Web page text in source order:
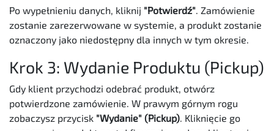
Po wypełnieniu danych, kliknij "Potwierdź" . Zamówienie
zostanie zarezerwowane w systemie, a produkt zostanie
oznaczony jako niedostępny dla innych w tym okresie.
Krok 3: Wydanie Produktu (Pickup)
Gdy klient przychodzi odebrać produkt, otwórz
potwierdzone zamówienie. W prawym górnym rogu
zobaczysz przycisk "Wydanie" (Pickup) . Kliknięcie go